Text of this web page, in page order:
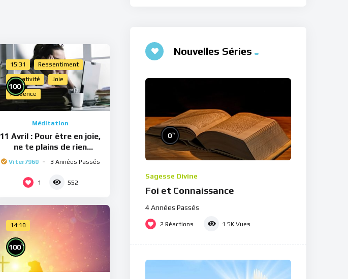
15:31 Ressentiment
Négativité Joie
Présence
100%
Méditation
11 Avril : Pour être en joie,
ne te plains de rien
(Méditation)
Viter7960 3 Années Passés
1 552
14:10
100%
Nouvelles Séries
0%
Sagesse Divine
Foi et Connaissance
4 Années Passés
2 Réactions 1.5K Vues